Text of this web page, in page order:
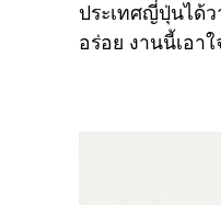
ประเทศญี่ปุ่นได้
อร่อย งานนี้เอา